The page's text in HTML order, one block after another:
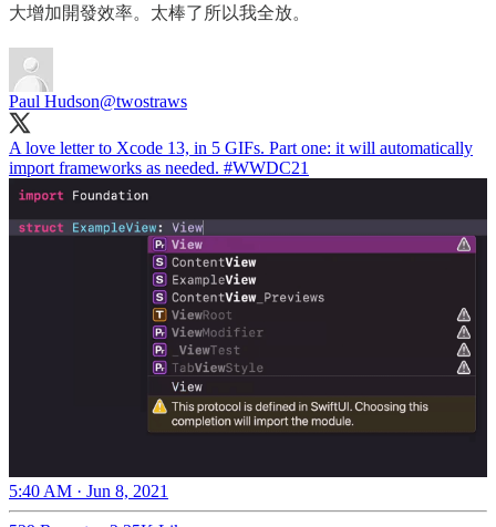
大增加開發效率。太棒了所以我全放。
Paul Hudson@twostraws
A love letter to Xcode 13, in 5 GIFs. Part one: it will automatically
import frameworks as needed. #WWDC21
5:40 AM · Jun 8, 2021